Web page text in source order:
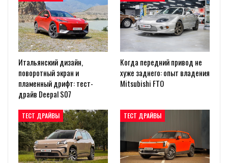
Итальянский дизайн,
поворотный экран и
пламенный дрифт: тест-
драйв Deepal S07
Когда передний привод не
хуже заднего: опыт владения
Mitsubishi FTO
ТЕСТ ДРАЙВЫ ТЕСТ ДРАЙВЫ